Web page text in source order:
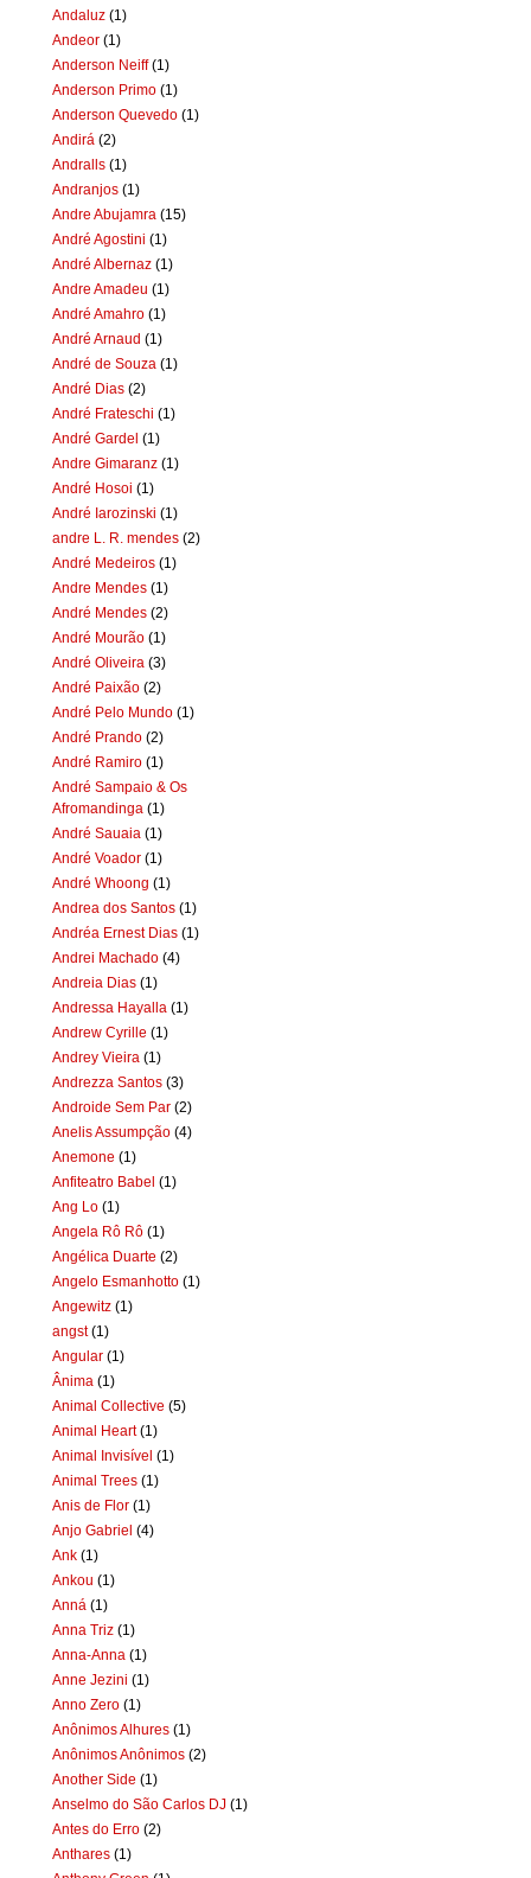
Andaluz (1)
Andeor (1)
Anderson Neiff (1)
Anderson Primo (1)
Anderson Quevedo (1)
Andirá (2)
Andralls (1)
Andranjos (1)
Andre Abujamra (15)
André Agostini (1)
André Albernaz (1)
Andre Amadeu (1)
André Amahro (1)
André Arnaud (1)
André de Souza (1)
André Dias (2)
André Frateschi (1)
André Gardel (1)
Andre Gimaranz (1)
André Hosoi (1)
André Iarozinski (1)
andre L. R. mendes (2)
André Medeiros (1)
Andre Mendes (1)
André Mendes (2)
André Mourão (1)
André Oliveira (3)
André Paixão (2)
André Pelo Mundo (1)
André Prando (2)
André Ramiro (1)
André Sampaio & Os
Afromandinga (1)
André Sauaia (1)
André Voador (1)
André Whoong (1)
Andrea dos Santos (1)
Andréa Ernest Dias (1)
Andrei Machado (4)
Andreia Dias (1)
Andressa Hayalla (1)
Andrew Cyrille (1)
Andrey Vieira (1)
Andrezza Santos (3)
Androide Sem Par (2)
Anelis Assumpção (4)
Anemone (1)
Anfiteatro Babel (1)
Ang Lo (1)
Angela Rô Rô (1)
Angélica Duarte (2)
Angelo Esmanhotto (1)
Angewitz (1)
angst (1)
Angular (1)
Ânima (1)
Animal Collective (5)
Animal Heart (1)
Animal Invisível (1)
Animal Trees (1)
Anis de Flor (1)
Anjo Gabriel (4)
Ank (1)
Ankou (1)
Anná (1)
Anna Triz (1)
Anna-Anna (1)
Anne Jezini (1)
Anno Zero (1)
Anônimos Alhures (1)
Anônimos Anônimos (2)
Another Side (1)
Anselmo do São Carlos DJ (1)
Antes do Erro (2)
Anthares (1)